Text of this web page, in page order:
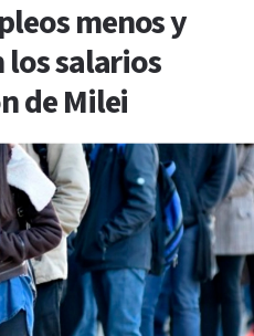
menos y
los salarios
de Milei